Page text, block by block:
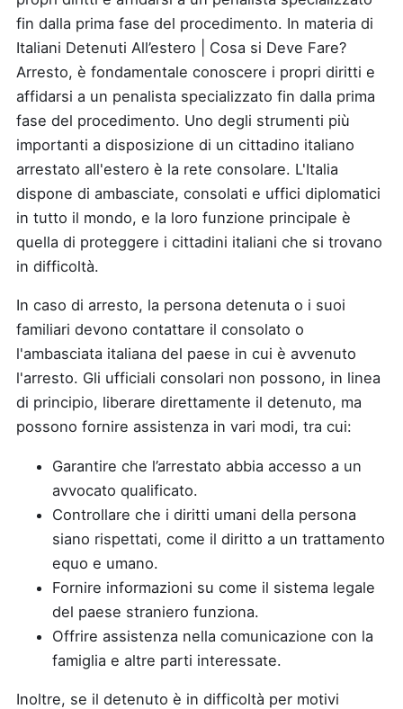
fin dalla prima fase del procedimento. In materia di
Italiani Detenuti All’estero | Cosa si Deve Fare?
Arresto, è fondamentale conoscere i propri diritti e
affidarsi a un penalista specializzato fin dalla prima
fase del procedimento. Uno degli strumenti più
importanti a disposizione di un cittadino italiano
arrestato all'estero è la rete consolare. L'Italia
dispone di ambasciate, consolati e uffici diplomatici
in tutto il mondo, e la loro funzione principale è
quella di proteggere i cittadini italiani che si trovano
in difficoltà.
In caso di arresto, la persona detenuta o i suoi
familiari devono contattare il consolato o
l'ambasciata italiana del paese in cui è avvenuto
l'arresto. Gli ufficiali consolari non possono, in linea
di principio, liberare direttamente il detenuto, ma
possono fornire assistenza in vari modi, tra cui:
Garantire che l’arrestato abbia accesso a un
avvocato qualificato.
Controllare che i diritti umani della persona
siano rispettati, come il diritto a un trattamento
equo e umano.
Fornire informazioni su come il sistema legale
del paese straniero funziona.
Offrire assistenza nella comunicazione con la
famiglia e altre parti interessate.
Inoltre, se il detenuto è in difficoltà per motivi